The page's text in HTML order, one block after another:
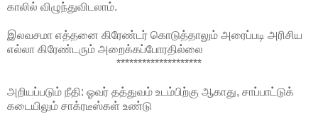
காலில் விழுந்துவிடலாம்.
இலவசமா எத்தனை கிரேண்டர் கொடுத்தாலும் அரைப்படி அரிசிய
எல்லா கிரேண்டரும் அறைக்கப்போரதில்லை
********************
அறியப்படும் நீதி: ஓவர் தத்துவம் உடம்பிற்கு ஆகாது, சாப்பாட்டுக்
கடையிலும் சாக்ரடீஸ்கள் உண்டு